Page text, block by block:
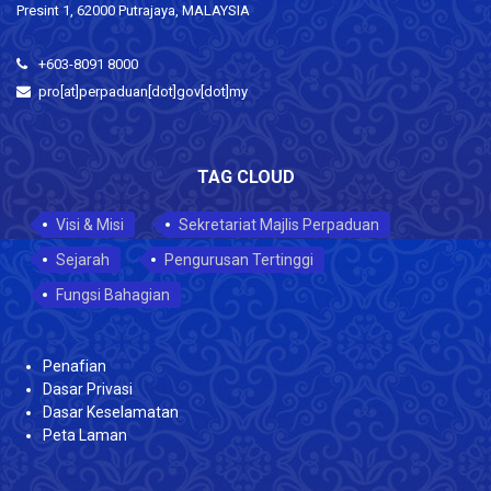
Presint 1, 62000 Putrajaya, MALAYSIA
+603-8091 8000
pro[at]perpaduan[dot]gov[dot]my
TAG CLOUD
Visi & Misi
Sekretariat Majlis Perpaduan
Sejarah
Pengurusan Tertinggi
Fungsi Bahagian
Penafian
Dasar Privasi
Dasar Keselamatan
Peta Laman